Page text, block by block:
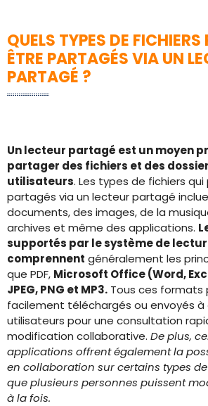
QUELS TYPES DE FICHIERS
ÊTRE PARTAGÉS VIA UN
PARTAGÉ ?
Un lecteur partagé est un moyen
partager des fichiers et des
utilisateurs. Les types de fichiers
partagés via un lecteur partagé
documents, des images, de la
archives et même des applications.
supportés par le système de
comprennent généralement les
que PDF, Microsoft Office (Word,
JPEG, PNG et MP3. Tous ces
facilement téléchargés ou envoyés à
utilisateurs pour une consultation
modification collaborative. De plus,
applications offrent également la
en collaboration sur certains types
que plusieurs personnes puissent
à la fois.